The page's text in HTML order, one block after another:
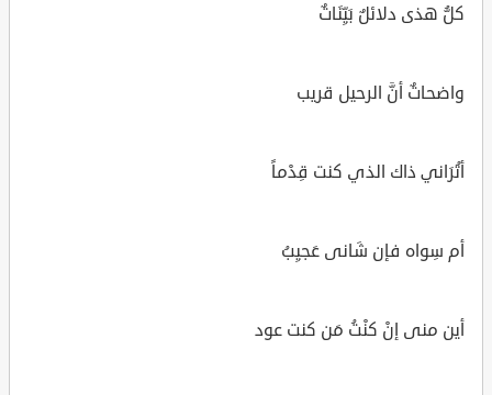
كلُّ هذى دلائلٌ بَيِّنَاتٌ
واضحاتٌ أنَّ الرحيل قريب
أتُرَاني ذاك الذي كنت قِدْماً
أم سِواه فإن شَانى عَجيِبُ
أين منى إنْ كنْتُ مَن كنت عود